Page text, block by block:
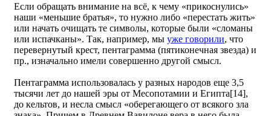
Если обращать внимание на всё, к чему «прикоснулись»
наши «меньшие братья», то нужно либо «перестать жить»
или начать очищать те символы, которые были «сломаны
или испачканы». Так, например, мы уже говорили, что
перевернутый крест, пентаграмма (пятиконечная звезда) и
пр., изначально имели совершенно другой смысл.
Пентаграмма использовалась у разных народов еще 3,5
тысячи лет до нашей эры от Месопотамии и Египта[14],
до кельтов, и несла смысл «оберегающего от всякого зла